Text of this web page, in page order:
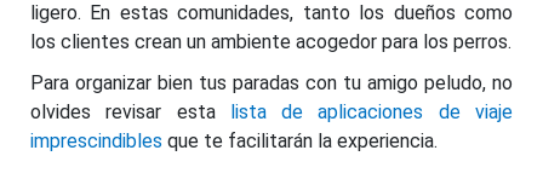
ligero. En estas comunidades, tanto los dueños como
los clientes crean un ambiente acogedor para los perros.
Para organizar bien tus paradas con tu amigo peludo, no
olvides revisar esta lista de aplicaciones de viaje
imprescindibles que te facilitarán la experiencia.